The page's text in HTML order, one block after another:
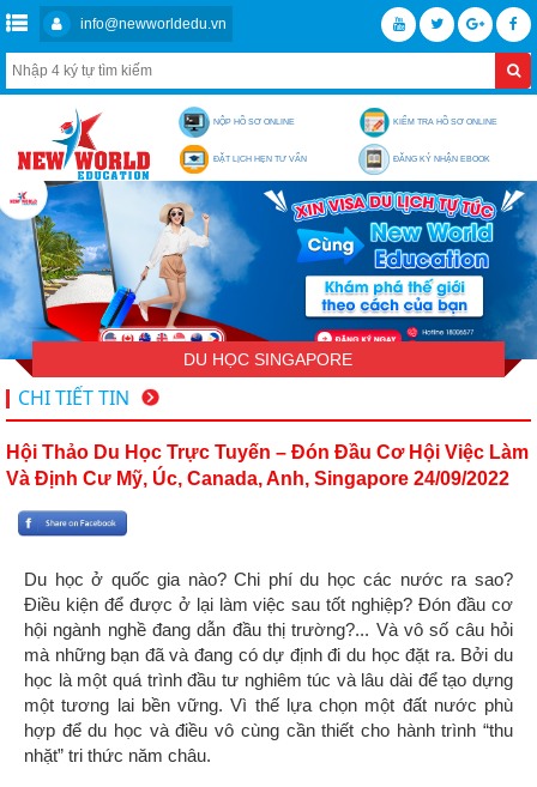
info@newworldedu.vn
NỘP HỒ SƠ ONLINE KIỂM TRA HỒ SƠ ONLINE
ĐẶT LỊCH HẸN TƯ VẤN ĐĂNG KÝ NHẬN EBOOK
DU HỌC SINGAPORE
CHI TIẾT TIN
Hội Thảo Du Học Trực Tuyến – Đón Đầu Cơ Hội Việc Làm
Và Định Cư Mỹ, Úc, Canada, Anh, Singapore 24/09/2022
Du học ở quốc gia nào? Chi phí du học các nước ra sao?
Điều kiện để được ở lại làm việc sau tốt nghiệp? Đón đầu cơ
hội ngành nghề đang dẫn đầu thị trường?... Và vô số câu hỏi
mà những bạn đã và đang có dự định đi du học đặt ra. Bởi du
học là một quá trình đầu tư nghiêm túc và lâu dài để tạo dựng
một tương lai bền vững. Vì thế lựa chọn một đất nước phù
hợp để du học và điều vô cùng cần thiết cho hành trình “thu
nhặt” tri thức năm châu.